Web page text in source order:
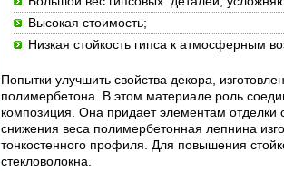
Высокая стоимость;
Низкая стойкость гипса к атмосферным
Попытки улучшить свойства декора,
полимербетона. В этом материале роль
композиция. Она придает элементам отделки
снижения веса полимербетонная лепнина
тонкостенного профиля. Для повышения
стекловолокна.